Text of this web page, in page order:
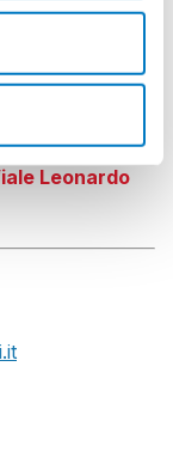
Leonardo